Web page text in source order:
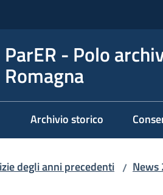
ParER - Polo
Romagna
Archivio storico
degli anni precedenti / News